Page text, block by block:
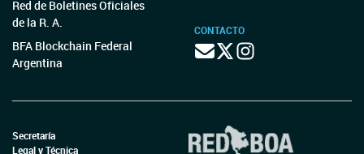
Red de Boletines Oficiales
de la R. A.
BFA Blockchain Federal
Argentina
CONTACTO
Secretaría
Legal y Técnica